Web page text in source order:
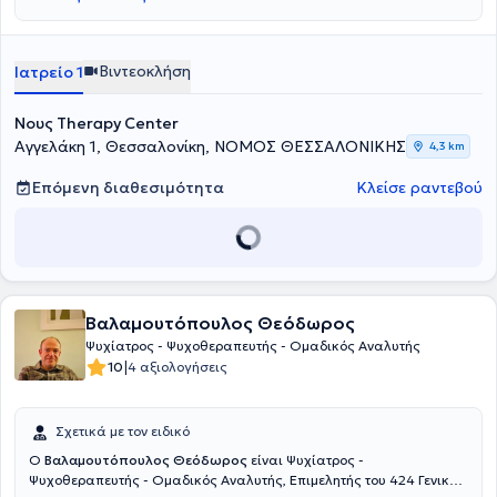
Ιατρείο 1 Βιντεοκλήση
Νους Therapy Center
Αγγελάκη 1, Θεσσαλονίκη, ΝΟΜΟΣ ΘΕΣΣΑΛΟΝΙΚΗΣ
4,3 km
Επόμενη διαθεσιμότητα Κλείσε ραντεβού
Βαλαμουτόπουλος Θεόδωρος
Ψυχίατρος - Ψυχοθεραπευτής - Ομαδικός Αναλυτής
10|4 αξιολογήσεις
Σχετικά με τον ειδικό
Ο Βαλαμουτόπουλος Θεόδωρος είναι Ψυχίατρος -
Ψυχοθεραπευτής - Ομαδικός Αναλυτής, Επιμελητής του 424 Γενικού